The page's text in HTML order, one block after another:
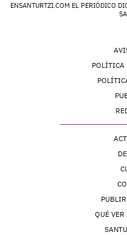
ENSANTURTZI.COM EL PERIÓDICO
POLÍTICA
QUÉ